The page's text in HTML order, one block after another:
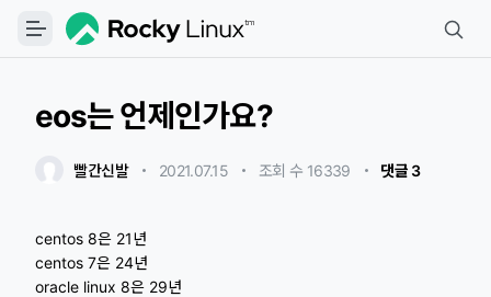
eos는 언제인가요?
빨간신발 ・ 2021.07.15 ・ 조회 수 16339 ・ 댓글 3
centos 8은 21년
centos 7은 24년
oracle linux 8은 29년